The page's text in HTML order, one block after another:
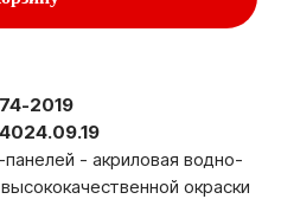
2019
панелей - акриловая водно-
окраски